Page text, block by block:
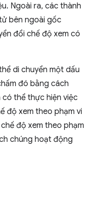
Ngoài ra, các thành
bên ngoài gốc
đổi chế độ xem có
di chuyển một dấu
đó bằng cách
thể thực hiện việc
độ xem theo phạm vi
độ xem theo phạm
chúng hoạt động